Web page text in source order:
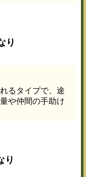
り
るタイプで、途
や仲間の手助け
り